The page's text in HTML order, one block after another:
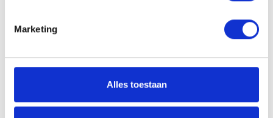
Marketing
Alles toestaan
Prijsverhogingen binnen 3 maanden na de totstandkoming
van de overeenkomst zijn alleen toegestaan indien zij het
gevolg zijn van wettelijke regelingen of bepalingen.
Prijsverhogingen vanaf 3 maanden na de totstandkoming
ondernemer dit bedongen heeft en: